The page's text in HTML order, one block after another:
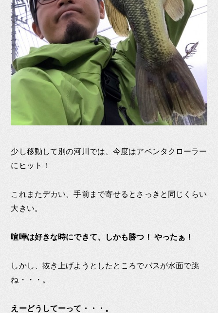
少し移動して別の河川では、今度はアベンタクローラー
にヒット！
これまたデカい、手前まで寄せるとさっきと同じくらい
大きい。
喧嘩は好きな時にできて、しかも勝つ！ やったぁ！
しかし、抜き上げようとしたところでバスが水面で跳
ね・・・。
えーどうしてーって・・・。